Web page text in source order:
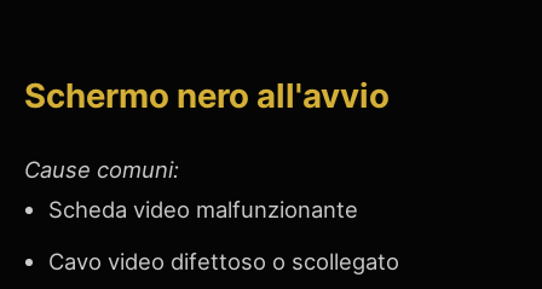
Schermo nero all'avvio
Cause comuni:
Scheda video malfunzionante
Cavo video difettoso o scollegato